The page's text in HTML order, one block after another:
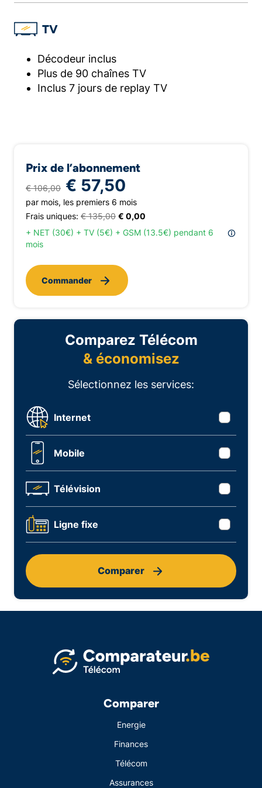
TV
Décodeur inclus
Plus de 90 chaînes TV
Inclus 7 jours de replay TV
Prix de l’abonnement
€ 106,00 € 57,50
par mois, les premiers 6 mois
Frais uniques: € 135,00 € 0,00
+ NET (30€) + TV (5€) + GSM (13.5€) pendant 6
mois
Commander
Comparez Télécom
& économisez
Sélectionnez les services:
Internet
Mobile
Télévision
Ligne fixe
Comparer
Comparer
Energie
Finances
Télécom
Assurances